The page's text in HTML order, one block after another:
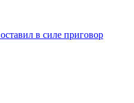
в силе приговор